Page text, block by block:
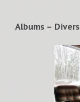
Albums – Divers